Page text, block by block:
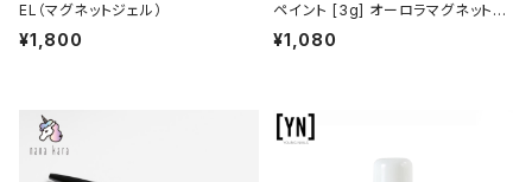
EL（マグネットジェル）
¥1,800
ペイント [3g] オーロラマグネットシ
リーズ（114AMG～119AMG）
¥1,080